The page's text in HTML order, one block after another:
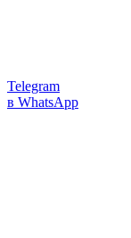
Telegram
в WhatsApp